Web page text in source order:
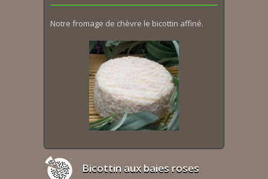
Notre fromage de chèvre le bicottin affiné.
Bicottin aux baies roses